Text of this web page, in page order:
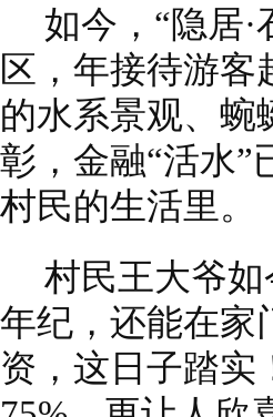
如今，“隐居
区，年接待游客
的水系景观、蜿
彰，金融“活水”
村民的生活里。
村民王大爷
年纪，还能在家
资，这日子踏实